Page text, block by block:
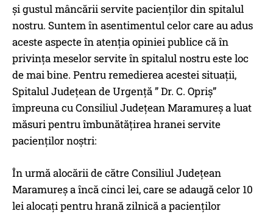
şi gustul mâncării servite pacienților din spitalul
nostru. Suntem în asentimentul celor care au adus
aceste aspecte în atenția opiniei publice că în
privința meselor servite în spitalul nostru este loc
de mai bine. Pentru remedierea acestei situații,
Spitalul Județean de Urgență ” Dr. C. Opriş”
împreuna cu Consiliul Județean Maramureş a luat
măsuri pentru îmbunătăţirea hranei servite
pacienților noştri:
În urmă alocării de către Consiliul Județean
Maramureş a încă cinci lei, care se adaugă celor 10
lei alocați pentru hrană zilnică a pacienților